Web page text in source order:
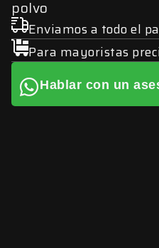
polvo
Enviamos a todo el
Para mayoristas
Hablar con un